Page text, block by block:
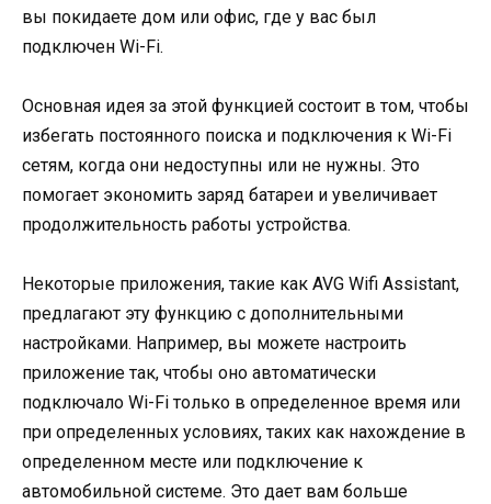
вы покидаете дом или офис, где у вас был
подключен Wi-Fi.
Основная идея за этой функцией состоит в том, чтобы
избегать постоянного поиска и подключения к Wi-Fi
сетям, когда они недоступны или не нужны. Это
помогает экономить заряд батареи и увеличивает
продолжительность работы устройства.
Некоторые приложения, такие как AVG Wifi Assistant,
предлагают эту функцию с дополнительными
настройками. Например, вы можете настроить
приложение так, чтобы оно автоматически
подключало Wi-Fi только в определенное время или
при определенных условиях, таких как нахождение в
определенном месте или подключение к
автомобильной системе. Это дает вам больше